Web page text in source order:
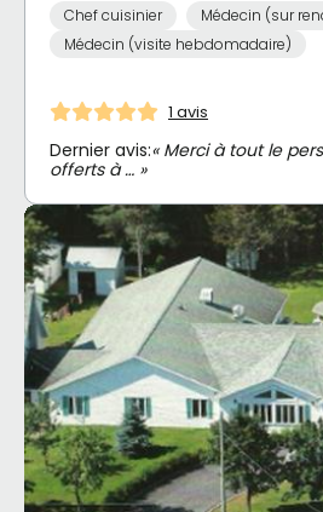
Chef cuisinier
Médecin (sur
Médecin (visite hebdomadaire)
1 avis
Dernier avis:« Merci à tout le
offerts à … »